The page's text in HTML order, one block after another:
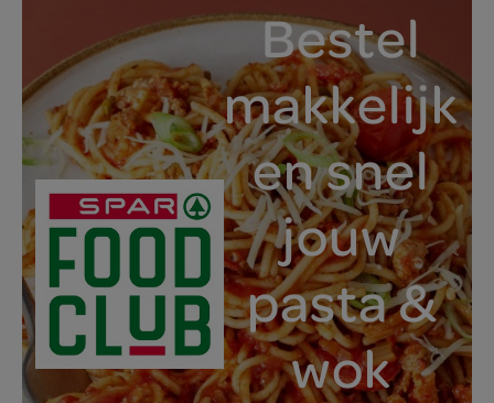
Bestel
makkelijk
en snel
jouw
pasta &
wok